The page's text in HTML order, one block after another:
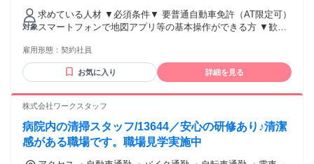
対象
求めている人材 ▼必須条件▼ 要普通自動車免許（AT限定可）
スマートフォンで地図アプリ等の基本操作ができる方 ▼歓迎
戦したい方 フリーターからステップアップしたい方 接客や販
売、サービス業の経験を活かしてオフィスワーク・配送にキ
ャリアチェンジしたい方 「コツコツもくもく作業が好き」
パレル、イベントなど）からの転職組も多数活躍中！
雇用形態： 契約社員
お気に入り 詳細を見る
株式会社ワークスタッフ
病院内の清掃スタッフ/13644／安心の研修あり♪清潔
感がある職場です。職場見学実施中